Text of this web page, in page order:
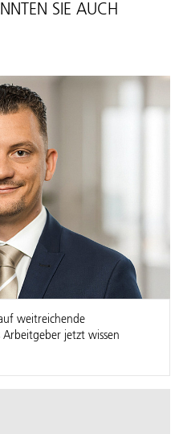
SIE AUCH
weitreichende
jetzt wissen